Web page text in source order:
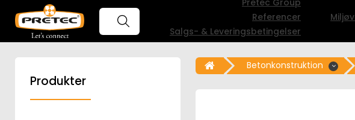
Pretec Group
Referencer
Salgs- & Leveringsbetingelser
Produkter
Betonkonstruktion